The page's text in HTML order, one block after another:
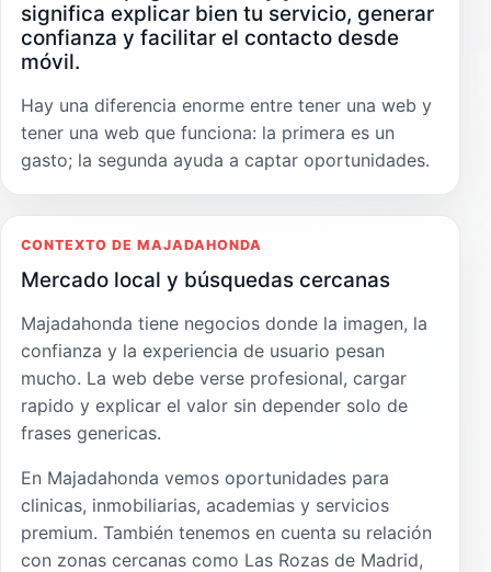
significa explicar bien tu servicio, generar
confianza y facilitar el contacto desde
móvil.
Hay una diferencia enorme entre tener una web y
tener una web que funciona: la primera es un
gasto; la segunda ayuda a captar oportunidades.
CONTEXTO DE MAJADAHONDA
Mercado local y búsquedas cercanas
Majadahonda tiene negocios donde la imagen, la
confianza y la experiencia de usuario pesan
mucho. La web debe verse profesional, cargar
rapido y explicar el valor sin depender solo de
frases genericas.
En Majadahonda vemos oportunidades para
clinicas, inmobiliarias, academias y servicios
premium. También tenemos en cuenta su relación
con zonas cercanas como Las Rozas de Madrid,